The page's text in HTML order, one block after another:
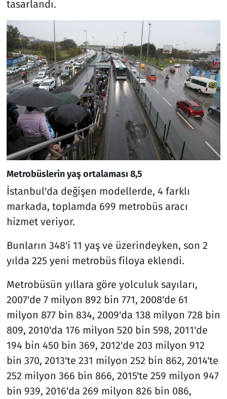
tasarlandı.
Metrobüslerin yaş ortalaması 8,5
İstanbul'da değişen modellerde, 4 farklı
markada, toplamda 699 metrobüs aracı
hizmet veriyor.
Bunların 348'i 11 yaş ve üzerindeyken, son 2
yılda 225 yeni metrobüs filoya eklendi.
Metrobüsün yıllara göre yolculuk sayıları,
2007'de 7 milyon 892 bin 771, 2008'de 61
milyon 877 bin 834, 2009'da 138 milyon 728 bin
809, 2010'da 176 milyon 520 bin 598, 2011'de
194 bin 450 bin 369, 2012'de 203 milyon 912
bin 370, 2013'te 231 milyon 252 bin 862, 2014'te
252 milyon 366 bin 866, 2015'te 259 milyon 947
bin 939, 2016'da 269 milyon 826 bin 086,